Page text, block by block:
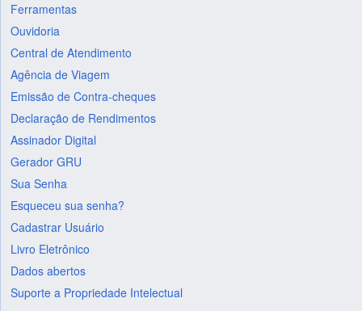
Ferramentas
Ouvidoria
Central de Atendimento
Agência de Viagem
Emissão de Contra-cheques
Declaração de Rendimentos
Assinador Digital
Gerador GRU
Sua Senha
Esqueceu sua senha?
Cadastrar Usuário
Livro Eletrônico
Dados abertos
Suporte a Propriedade Intelectual